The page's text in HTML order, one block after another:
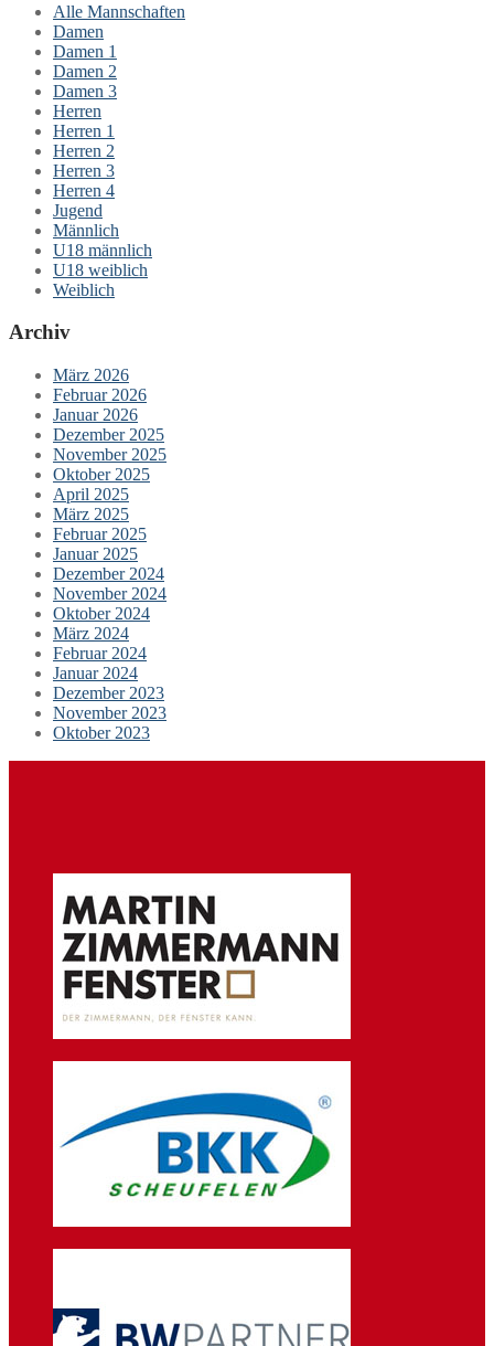
Alle Mannschaften
Damen
Damen 1
Damen 2
Damen 3
Herren
Herren 1
Herren 2
Herren 3
Herren 4
Jugend
Männlich
U18 männlich
U18 weiblich
Weiblich
Archiv
März 2026
Februar 2026
Januar 2026
Dezember 2025
November 2025
Oktober 2025
April 2025
März 2025
Februar 2025
Januar 2025
Dezember 2024
November 2024
Oktober 2024
März 2024
Februar 2024
Januar 2024
Dezember 2023
November 2023
Oktober 2023